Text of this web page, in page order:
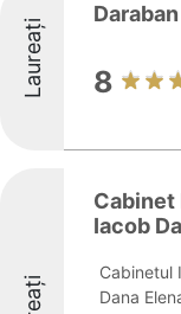
Laureați 8
Cabinet
Iacob
Cabinetul
Dana